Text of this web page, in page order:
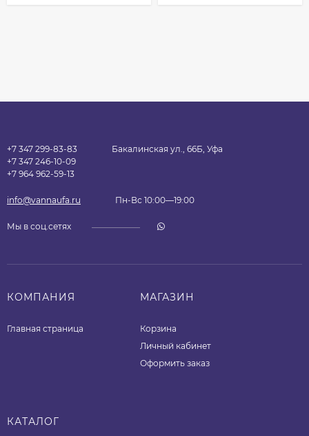
+7 347 299-83-83
+7 347 246-10-09
+7 964 962-59-13
Бакалинская ул., 66Б, Уфа
info@vannaufa.ru Пн-Вс 10:00—19:00
Мы в соц.сетях
КОМПАНИЯ
Главная страница
МАГАЗИН
Корзина
Личный кабинет
Оформить заказ
КАТАЛОГ